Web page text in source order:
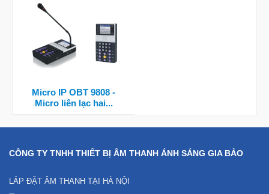
Micro IP OBT 9808 -
Micro liên lạc hai...
CÔNG TY TNHH THIẾT BỊ ÂM THANH ÁNH SÁNG GIA BẢO
LẮP ĐẶT ÂM THANH TẠI HÀ NỘI